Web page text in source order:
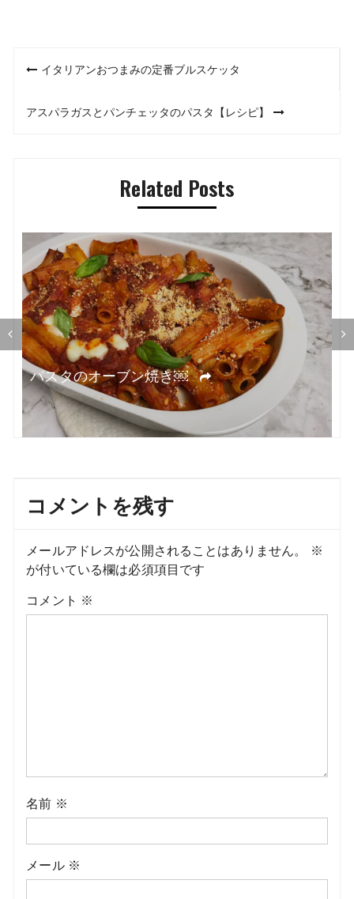
投
ナ
ー
シ
ョ
ン
イタリアンおつまみの定番ブルスケッタ
アスパラガスとパンチェッタのパスタ【レシピ】
Related Posts
トマトソースパスタ。ストラッチャテッラを
のせてトロトロ～
コメントを残す
メールアドレスが公開されることはありません。
※
が付いている欄は必須項目です
コメント ※
名前 ※
メール ※